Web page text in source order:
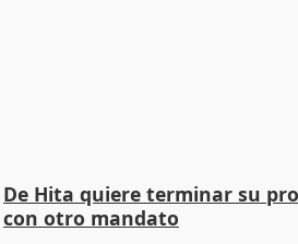
De Hita quiere terminar su
con otro mandato